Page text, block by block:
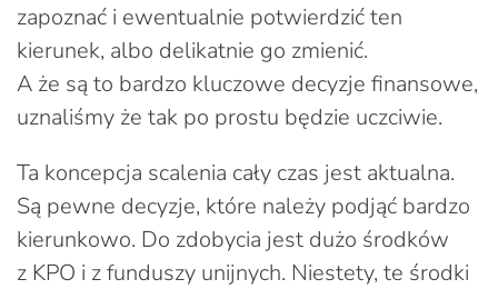
zapoznać i ewentualnie potwierdzić ten
kierunek, albo delikatnie go zmienić.
A że są to bardzo kluczowe decyzje finansowe,
uznaliśmy że tak po prostu będzie uczciwie.
Ta koncepcja scalenia cały czas jest aktualna.
Są pewne decyzje, które należy podjąć bardzo
kierunkowo. Do zdobycia jest dużo środków
z KPO i z funduszy unijnych. Niestety, te środki